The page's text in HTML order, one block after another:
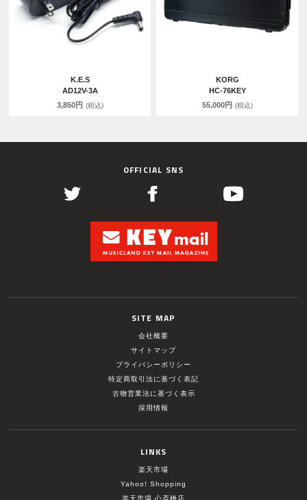
K.E.S
AD12V-3A
3,850円 (税込)
KORG
HC-76KEY
55,000円 (税込)
OFFICIAL SNS
SITE MAP
会社概要
サイトマップ
プライバシーポリシー
特定商取引法に基づく表記
古物営業法に基づく表示
採用情報
LINKS
楽天市場
Yahoo! Shopping
楽天市場 心斎橋店